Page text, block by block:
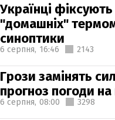
Українці
"домашніх"
синоптики
6 серпня, 16:46 2143
Грози замінять
прогноз погоди
6 серпня, 08:00 3298